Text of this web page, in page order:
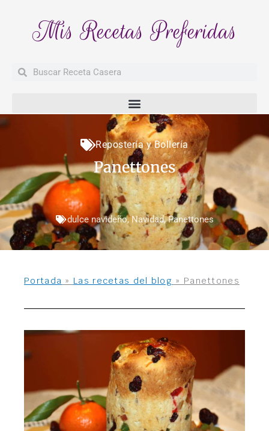
Mis Recetas Preferidas
BuscarBuscar
Repostería y Bollería
Panettones
dulce navideño,Navidad,Panettones
Portada » Las recetas del blog » Panettones